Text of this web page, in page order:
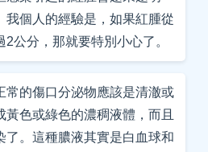
我個人的經驗是，如果紅腫從
公分，那就要特別小心了。
常的傷口分泌物應該是清澈或
色或綠色的濃稠液體，而且
了。這種膿液其實是白血球和